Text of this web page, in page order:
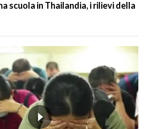
scuola in Thailandia, i rilievi della